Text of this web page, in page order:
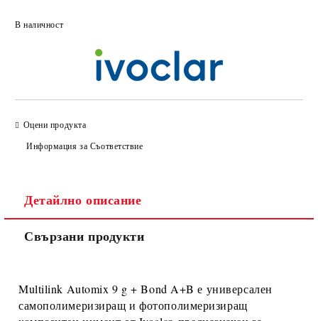
В наличност
Оцени продукта
Информация за Съответствие
Детайлно описание
Свързани продукти
Multilink Automix 9 g + Bond A+B е универсален
самополимеризиращ и фотополимеризиращ